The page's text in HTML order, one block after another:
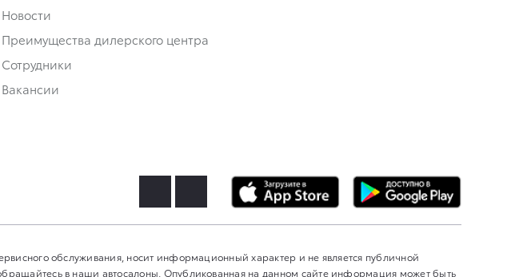
Новости
Преимущества дилерского центра
Сотрудники
Вакансии
обслуживания, носит информационный характер и не является публичной
в наши автосалоны. Опубликованная на данном сайте информация может быть